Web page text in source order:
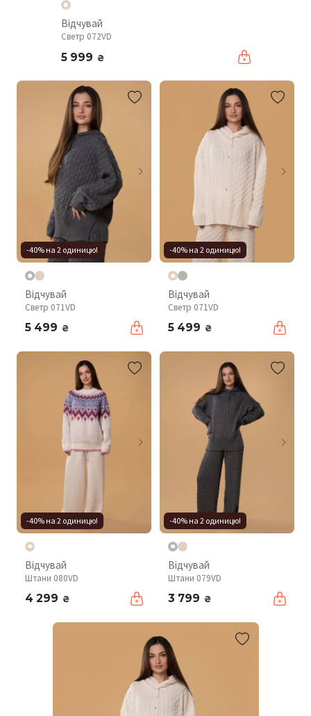
Відчувай
Светр 072VD
5 999 ₴
-40% на 2 одиницю!
Відчувай
Светр 071VD
5 499 ₴
-40% на 2 одиницю!
Відчувай
Светр 071VD
5 499 ₴
-40% на 2 одиницю!
Відчувай
Штани 080VD
4 299 ₴
-40% на 2 одиницю!
Відчувай
Штани 079VD
3 799 ₴